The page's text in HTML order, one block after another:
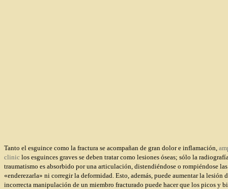
Tanto el esguince como la fractura se acompañan de gran dolor e inflamación,
clinic los esguinces graves se deben tratar como lesiones óseas; sólo la
traumatismo es absorbido por una articulación, distendiéndose o rompiéndose
«enderezarla» ni corregir la deformidad. Esto, además, puede aumentar la
incorrecta manipulación de un miembro fracturado puede hacer que los picos y